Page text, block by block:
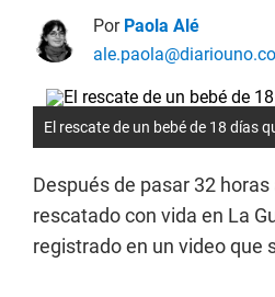
Por Paola Alé
El rescate de un bebé de 18 días
Después de pasar 32
rescatado con vida en La
registrado en un video que